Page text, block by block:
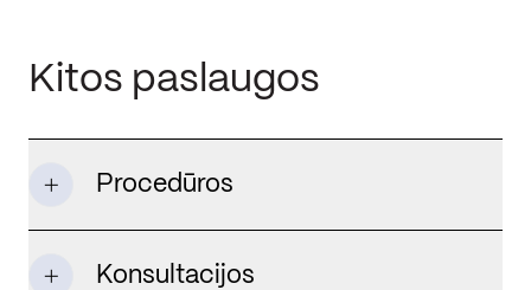
Kitos paslaugos
Procedūros
Konsultacijos